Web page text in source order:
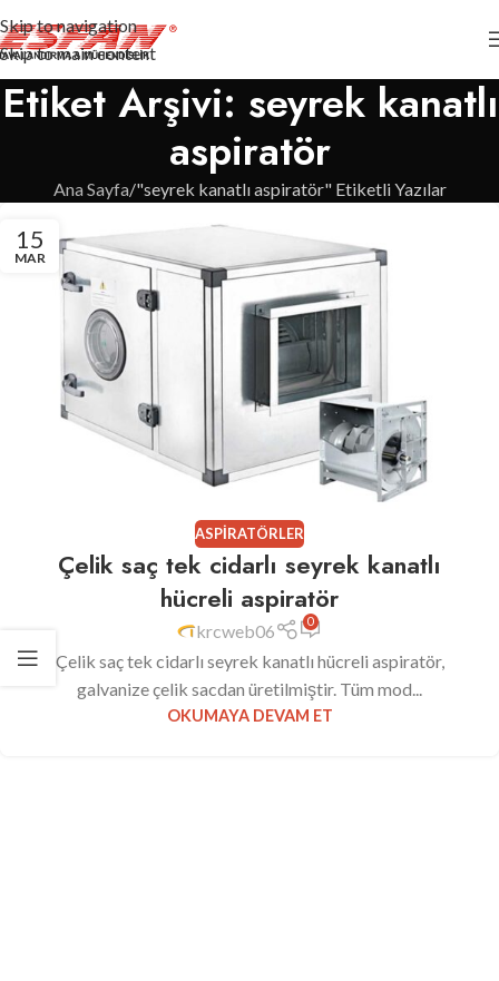
Skip to navigation
Skip to main content
Etiket Arşivi: seyrek kanatlı
aspiratör
Ana Sayfa "seyrek kanatlı aspiratör" Etiketli Yazılar
15
MAR
ASPIRATÖRLER
Çelik saç tek cidarlı seyrek kanatlı
hücreli aspiratör
krcweb06 0
Çelik saç tek cidarlı seyrek kanatlı hücreli aspiratör,
galvanize çelik sacdan üretilmiştir. Tüm mod...
OKUMAYA DEVAM ET